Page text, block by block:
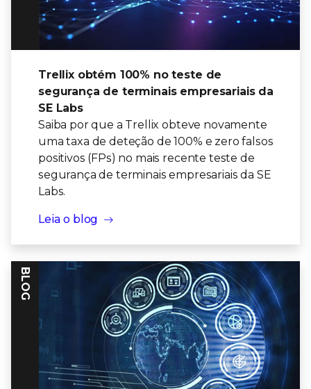
Trellix obtém 100% no teste de
segurança de terminais empresariais da
SE Labs
Saiba por que a Trellix obteve novamente
uma taxa de deteção de 100% e zero falsos
positivos (FPs) no mais recente teste de
segurança de terminais empresariais da SE
Labs.
Leia o blog
BLOG